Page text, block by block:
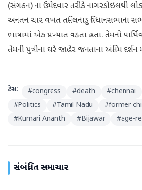
(સંગઠન) ના ઉમેદવાર તરીકે નાગરકોઇલથી
અનંતન ચાર વખત તમિલનાડુ વિધાનસભાના
ભાષામાં એક પ્રખ્યાત વક્તા હતા. તેમનો
તેમની પુત્રીના ઘરે જાહેર જનતાના અંતિમ
ટેગ્સ: #congress #death #chennai
#Politics #Tamil Nadu #former
#Kumari Ananth #Bijawar #age-
સંબંધિત સમાચાર